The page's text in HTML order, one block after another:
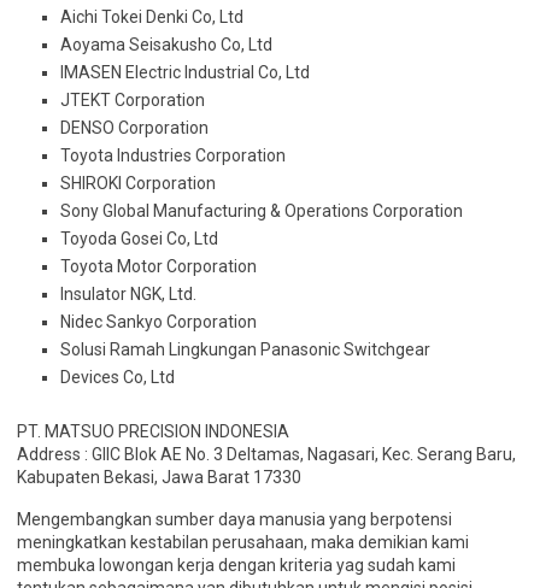
Aichi Tokei Denki Co, Ltd
Aoyama Seisakusho Co, Ltd
IMASEN Electric Industrial Co, Ltd
JTEKT Corporation
DENSO Corporation
Toyota Industries Corporation
SHIROKI Corporation
Sony Global Manufacturing & Operations Corporation
Toyoda Gosei Co, Ltd
Toyota Motor Corporation
Insulator NGK, Ltd.
Nidec Sankyo Corporation
Solusi Ramah Lingkungan Panasonic Switchgear
Devices Co, Ltd
PT. MATSUO PRECISION INDONESIA
Address : GIIC Blok AE No. 3 Deltamas, Nagasari, Kec. Serang Baru,
Kabupaten Bekasi, Jawa Barat 17330
Mengembangkan sumber daya manusia yang berpotensi
meningkatkan kestabilan perusahaan, maka demikian kami
membuka lowongan kerja dengan kriteria yag sudah kami